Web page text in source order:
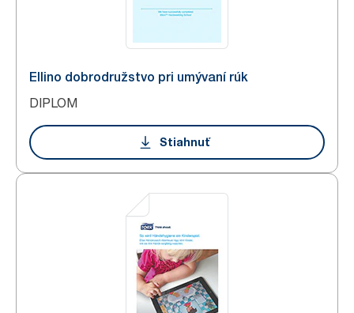
Ellino dobrodružstvo pri umývaní rúk
DIPLOM
Stiahnuť